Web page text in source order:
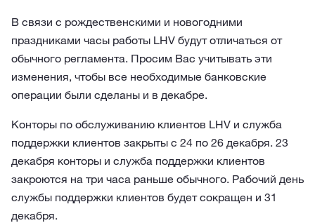
В связи с рождественскими и новогодними
праздниками часы работы LHV будут отличаться от
обычного регламента. Просим Вас учитывать эти
изменения, чтобы все необходимые банковские
операции были сделаны и в декабре.
Конторы по обслуживанию клиентов LHV и служба
поддержки клиентов закрыты с 24 по 26 декабря. 23
декабря конторы и служба поддержки клиентов
закроются на три часа раньше обычного. Рабочий день
службы поддержки клиентов будет сокращен и 31
декабря.